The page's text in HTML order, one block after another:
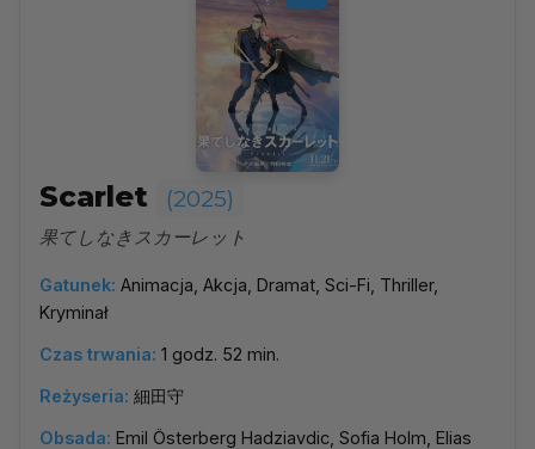
Scarlet (2025)
果てしなきスカーレット
Gatunek: Animacja, Akcja, Dramat, Sci-Fi, Thriller,
Kryminał
Czas trwania: 1 godz. 52 min.
Reżyseria: 細田守
Obsada: Emil Österberg Hadziavdic, Sofia Holm, Elias